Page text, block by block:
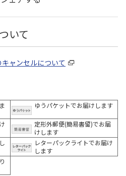
いて
ャンセルについて
ゆうパケットでお届けします
定形外郵便(簡易書留)でお届
けします
レターパックライトでお届け
します